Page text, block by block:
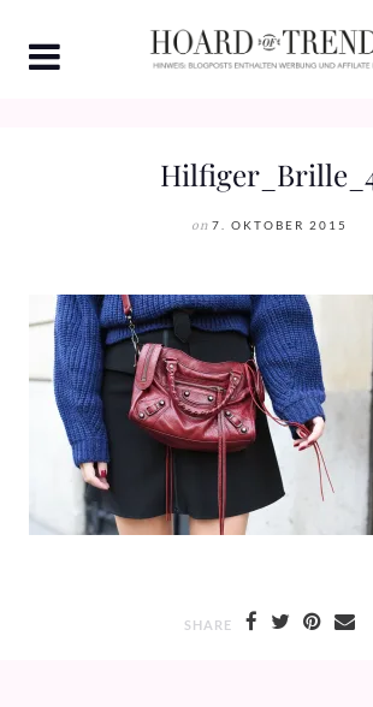
content
on 7. OKTOBER 2015
SHARE